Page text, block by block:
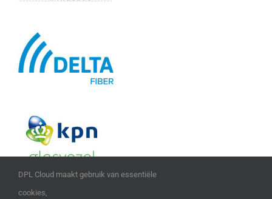
DPL Cloud maakt gebruik van essentiële
cookies,